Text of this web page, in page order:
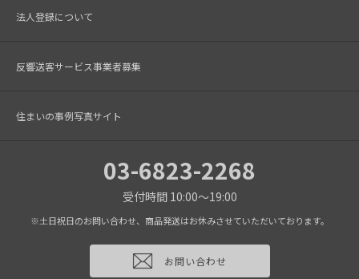
法人登録について
反響送客サービス事業者募集
住まいの事例写真サイト
03-6823-2268
受付時間 10:00～19:00
※土日祝日のお問い合わせ、商品発送はお休みさせていただいております。
お問い合わせ